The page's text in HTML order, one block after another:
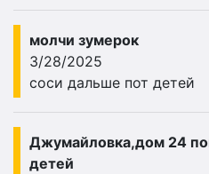
молчи зумерок
3/28/2025
соси дальше пот детей
Джумайловка,дом 24
детей